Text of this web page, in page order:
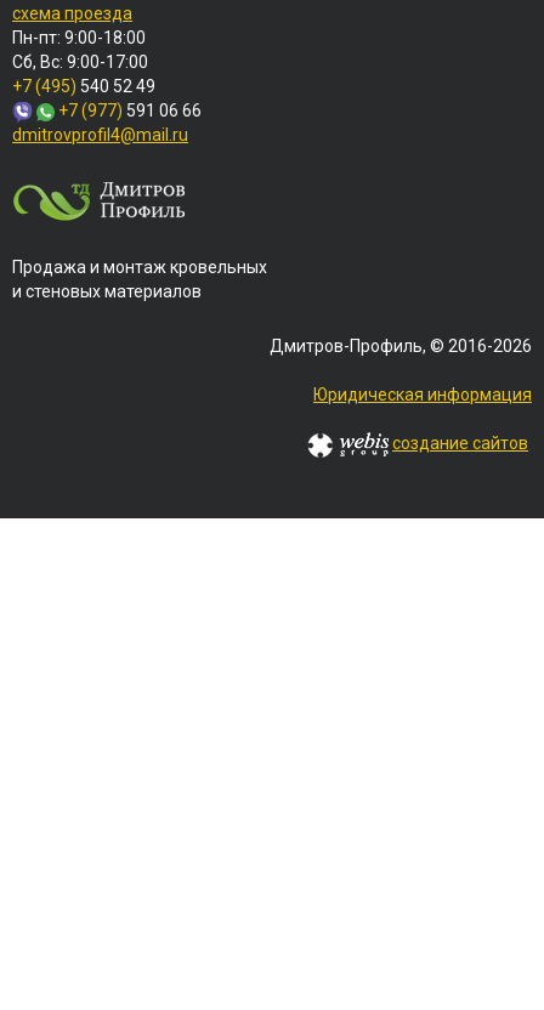
схема проезда
Пн-пт: 9:00-18:00
Сб, Вс: 9:00-17:00
+7 (495) 540 52 49
+7 (977) 591 06 66
dmitrovprofil4@mail.ru
Продажа и монтаж кровельных
и стеновых материалов
Дмитров-Профиль, © 2016-2026
Юридическая информация
создание сайтов